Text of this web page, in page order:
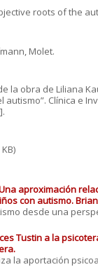
roots of the
Molet.
la obra de Liliana
Clínica e
aproximación
con autismo.
desde una
Tustin a la
la aportación